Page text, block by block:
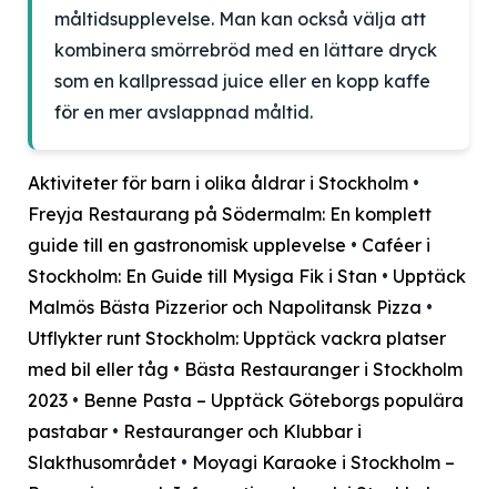
måltidsupplevelse. Man kan också välja att
kombinera smörrebröd med en lättare dryck
som en kallpressad juice eller en kopp kaffe
för en mer avslappnad måltid.
Aktiviteter för barn i olika åldrar i Stockholm •
Freyja Restaurang på Södermalm: En komplett
guide till en gastronomisk upplevelse • Caféer i
Stockholm: En Guide till Mysiga Fik i Stan • Upptäck
Malmös Bästa Pizzerior och Napolitansk Pizza •
Utflykter runt Stockholm: Upptäck vackra platser
med bil eller tåg • Bästa Restauranger i Stockholm
2023 • Benne Pasta – Upptäck Göteborgs populära
pastabar • Restauranger och Klubbar i
Slakthusområdet • Moyagi Karaoke i Stockholm –